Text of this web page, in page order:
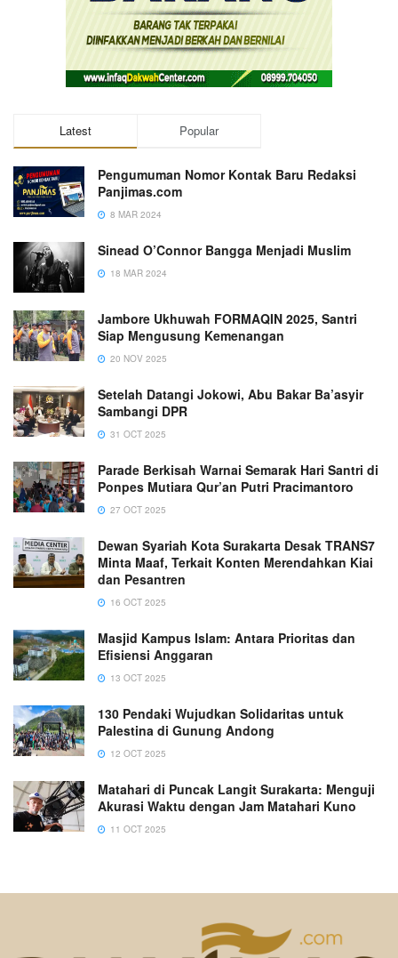
Latest Popular
Pengumuman Nomor Kontak Baru Redaksi
Panjimas.com
8 MAR 2024
Sinead O’Connor Bangga Menjadi Muslim
18 MAR 2024
Jambore Ukhuwah FORMAQIN 2025, Santri
Siap Mengusung Kemenangan
20 NOV 2025
Setelah Datangi Jokowi, Abu Bakar Ba’asyir
Sambangi DPR
31 OCT 2025
Parade Berkisah Warnai Semarak Hari Santri di
Ponpes Mutiara Qur’an Putri Pracimantoro
27 OCT 2025
Dewan Syariah Kota Surakarta Desak TRANS7
Minta Maaf, Terkait Konten Merendahkan Kiai
dan Pesantren
16 OCT 2025
Masjid Kampus Islam: Antara Prioritas dan
Efisiensi Anggaran
13 OCT 2025
130 Pendaki Wujudkan Solidaritas untuk
Palestina di Gunung Andong
12 OCT 2025
Matahari di Puncak Langit Surakarta: Menguji
Akurasi Waktu dengan Jam Matahari Kuno
11 OCT 2025